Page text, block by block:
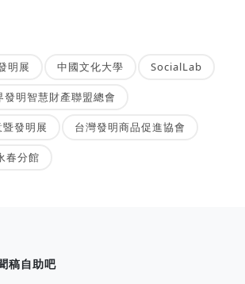
明展 中國文化大學 SocialLab
發明智慧財產聯盟總會
發明展 台灣發明商品促進協會
春分館
稿自助吧